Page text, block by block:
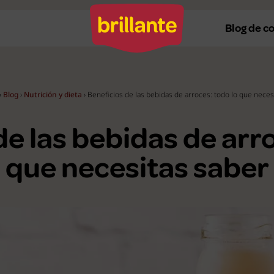
Recetas a la plancha
Recetas en microondas
Blog de
› Blog › Nutrición y dieta › Beneficios de las bebidas de arroces: todo lo que
las bebidas de
que necesitas saber